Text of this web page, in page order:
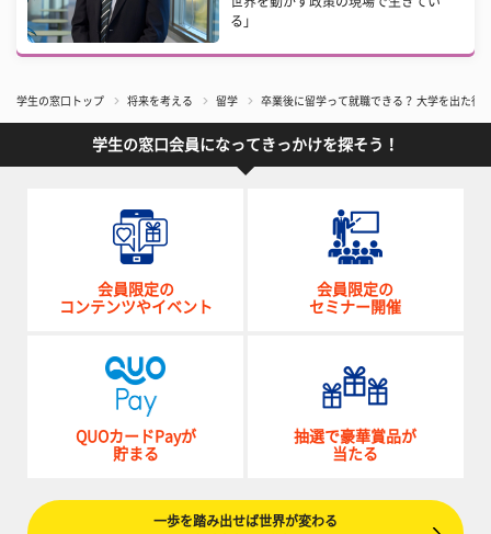
る」
学生の窓口トップ 将来を考える 留学 卒業後に留学って就職できる？ 大学を出た後
学生の窓口会員になってきっかけを探そう！
会員限定の
コンテンツやイベント
会員限定の
セミナー開催
QUOカードPayが
貯まる
抽選で豪華賞品が
当たる
一歩を踏み出せば世界が変わる